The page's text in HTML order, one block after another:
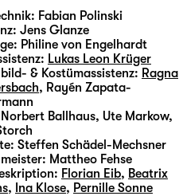
Fabian Polinski
Jens Glanze
Philine von Engelhardt
Lukas Leon Krüger
& Kostümassistenz: Ragna
, Rayén Zapata-
Norbert Ballhaus, Ute Markow,
Steffen Schädel-Mechsner
Mattheo Fehse
Florian Eib, Beatrix
, Ina Klose, Pernille Sonne